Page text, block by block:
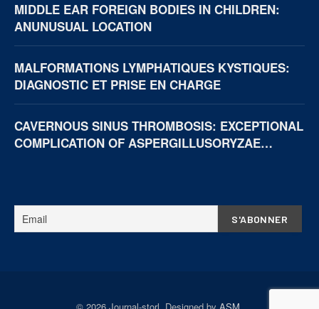
MIDDLE EAR FOREIGN BODIES IN CHILDREN:
ANUNUSUAL LOCATION
MALFORMATIONS LYMPHATIQUES KYSTIQUES:
DIAGNOSTIC ET PRISE EN CHARGE
CAVERNOUS SINUS THROMBOSIS: EXCEPTIONAL
COMPLICATION OF ASPERGILLUSORYZAE